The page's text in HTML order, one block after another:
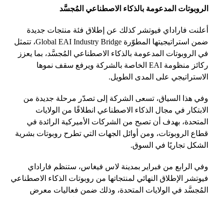
الروبوتات المدعومة بالذكاء الاصطناعي المُجسَّد
أعلنت فاراداي فيوتشر كذلك عن إطلاق فئة منتجات جديدة
ضمن استراتيجيتها المطوّرة Global EAI Industry Bridge، تتمثل
في الروبوتات المدعومة بالذكاء الاصطناعي المُجسَّد، بما يعزز
ركائز منظومة EAI الخاصة بالشركة ويرفع سقف نموها
الاستراتيجي على المدى الطويل.
وفي هذا السياق، تسعى الشركة إلى تصدّر مرحلة جديدة من
الابتكار في مجال الذكاء الاصطناعي انطلاقًا من الولايات
المتحدة، بهدف أن تصبح من الشركات الأميركية الرائدة في
قطاع الروبوتات، ومن أوائل الجهات التي تطرح روبوتات بشرية
الشكل تجاريًا في السوق.
وفي الرابع من فبراير بمدينة لاس فيغاس، ستنظم فاراداي
فيوتشر الإطلاق النهائي لمنتجاتها من روبوتات الذكاء الاصطناعي
المُجسَّد في الولايات المتحدة، وذلك ضمن فعاليات معرض